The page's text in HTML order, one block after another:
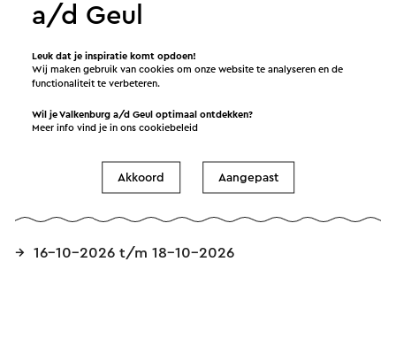
16-10-2026 t/m 18-10-2026
a/d Geul
Leuk dat je inspiratie komt opdoen!
Wij maken gebruik van cookies om onze website te analyseren en de
functionaliteit te verbeteren.
Wil je Valkenburg a/d Geul optimaal ontdekken?
Meer info vind je in onscookiebeleid
Akkoord Aangepast